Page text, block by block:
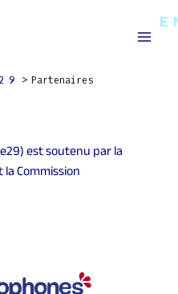
Partenaires
est soutenu par la
Commission